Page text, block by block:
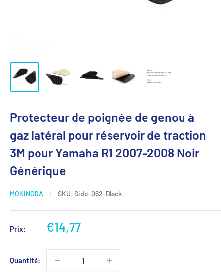
Protecteur de poignée de genou à
gaz latéral pour réservoir de traction
3M pour Yamaha R1 2007-2008 Noir
Générique
MOKINGDA SKU: Side-062-Black
Prix:
Prix
€14,77
Quantité: